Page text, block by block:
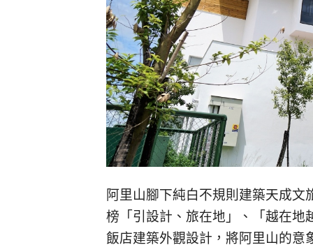
阿里山腳下純白不規則建築天成
榜「引設計、旅在地」、「越在地
飯店建築外觀設計，將阿里山的